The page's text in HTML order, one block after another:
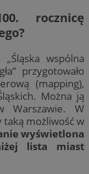
rocznicę
wspólna
przygotowało
(mapping),
Można ją
Warszawie. W
możliwość w
wyświetlona
lista miast